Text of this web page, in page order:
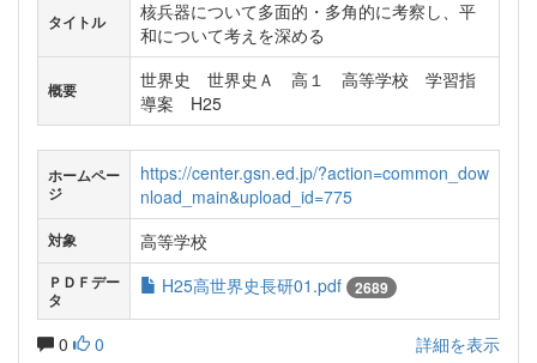
タイトル
核兵器について多面的・多角的に考察し、平
和について考えを深める
概要
世界史 世界史Ａ 高１ 高等学校 学習指
導案 H25
ホームペー
ジ
https://center.gsn.ed.jp/?action=common_dow
nload_main&upload_id=775
対象 高等学校
ＰＤＦデー
タ
H25高世界史長研01.pdf 2689
0 0 詳細を表示